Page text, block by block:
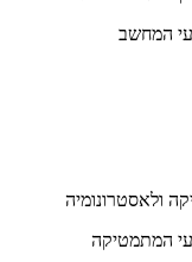
המחשב
ולאסטרונומיה
המתמטיקה